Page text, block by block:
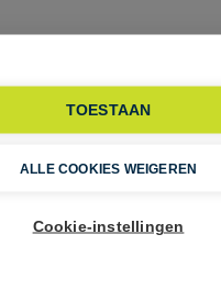
TOESTAAN
ALLE COOKIES WEIGEREN
Cookie-instellingen